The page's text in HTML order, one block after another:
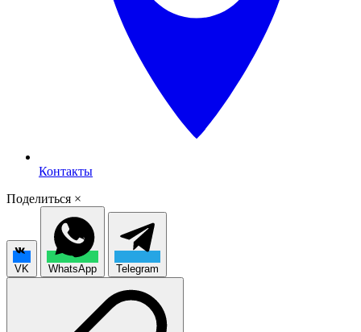
Контакты
Поделиться ×
VK WhatsApp Telegram